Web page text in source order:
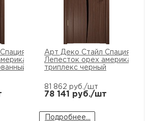
Арт Деко Стайл Спация
Лепесток орех
триплекс черный
81 862 руб./шт
78 141 руб./шт
Подробнее...